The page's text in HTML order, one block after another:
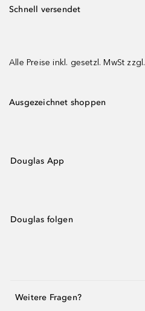
Schnell versendet
Alle Preise inkl. gesetzl. MwSt zzgl.
Ausgezeichnet shoppen
Douglas App
Douglas folgen
Weitere Fragen?